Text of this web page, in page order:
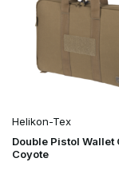
dem die Pistole
Zudem ist oft
Wartungszubehör
Dank ihres
Rucksack
Taschen für
Helikon-Tex
Double Pistol Wallet
Coyote